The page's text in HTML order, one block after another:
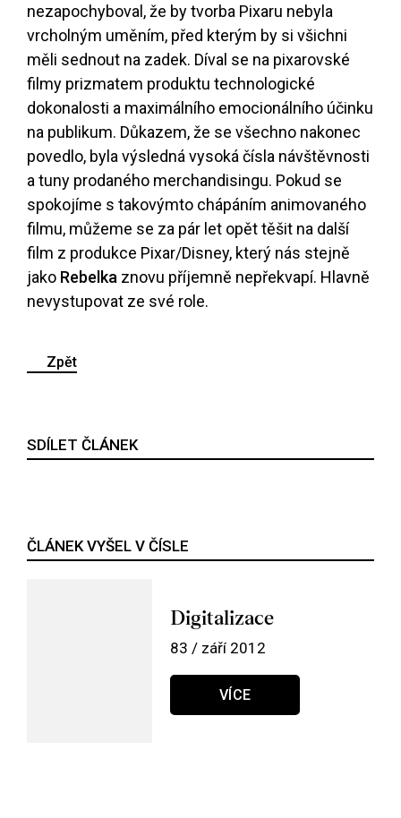
nezapochyboval, že by tvorba Pixaru nebyla
vrcholným uměním, před kterým by si všichni
měli sednout na zadek. Díval se na pixarovské
filmy prizmatem produktu technologické
dokonalosti a maximálního emocionálního účinku
na publikum. Důkazem, že se všechno nakonec
povedlo, byla výsledná vysoká čísla návštěvnosti
a tuny prodaného merchandisingu. Pokud se
spokojíme s takovýmto chápáním animovaného
filmu, můžeme se za pár let opět těšit na další
film z produkce Pixar/Disney, který nás stejně
jako Rebelka znovu příjemně nepřekvapí. Hlavně
nevystupovat ze své role.
Zpět
SDÍLET ČLÁNEK
ČLÁNEK VYŠEL V ČÍSLE
Digitalizace
83 / září 2012
VÍCE